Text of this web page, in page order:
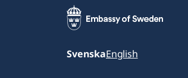
SvenskaEnglish